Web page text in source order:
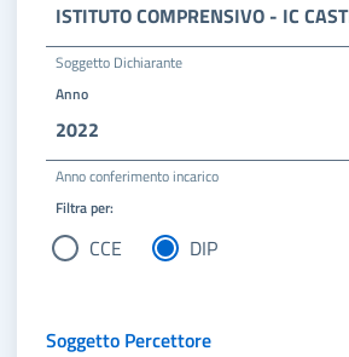
Soggetto Dichiarante
Anno
2022
Anno conferimento incarico
Filtra per:
CCE DIP
Soggetto Percettore